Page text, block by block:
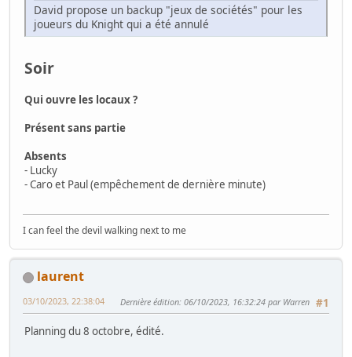
David propose un backup "jeux de sociétés" pour les
joueurs du Knight qui a été annulé
Soir
Qui ouvre les locaux ?
Présent sans partie
Absents
- Lucky
- Caro et Paul (empêchement de dernière minute)
I can feel the devil walking next to me
laurent
#1
03/10/2023, 22:38:04 Dernière édition: 06/10/2023, 16:32:24 par Warren
Planning du 8 octobre, édité.